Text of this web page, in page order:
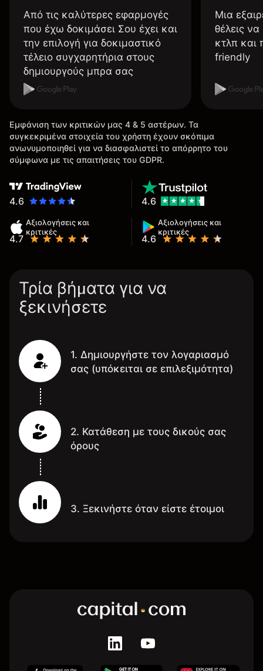
Από τις καλύτερες εφαρμογές
που έχω δοκιμάσει Σου έχει και
την επιλογή για δοκιμαστικό
τέλειο συγχαρητήρια στους
δημιουργούς μπρα σας
Μια
θέλεις
κτλπ και
friendly
Εμφάνιση των κριτικών μας 4 & 5 αστέρων. Τα
συγκεκριμένα στοιχεία του χρήστη έχουν σκόπιμα
ανωνυμοποιηθεί για να διασφαλιστεί το απόρρητο του
σύμφωνα με τις απαιτήσεις του GDPR.
4.6
Αξιολογήσεις και
κριτικές
4.7
Αξιολογήσεις και
κριτικές
4.6
4.6
Τρία βήματα για να
ξεκινήσετε
1. Δημιουργήστε τον λογαριασμό
σας (υπόκειται σε επιλεξιμότητα)
2. Κατάθεση με τους δικούς σας
όρους
3. Ξεκινήστε όταν είστε έτοιμοι